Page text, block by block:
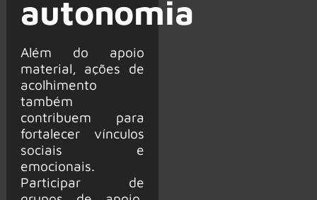
autonomia
Além do apoio
material, ações de
acolhimento
também
contribuem para
fortalecer vínculos
sociais e
emocionais.
Participar de